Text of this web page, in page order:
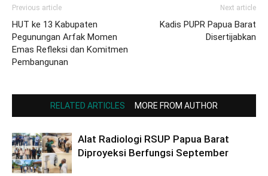
Previous article
HUT ke 13 Kabupaten
Pegunungan Arfak Momen
Emas Refleksi dan Komitmen
Pembangunan
Next article
Kadis PUPR Papua Barat
Disertijabkan
RELATED ARTICLES MORE FROM AUTHOR
Alat Radiologi RSUP Papua Barat
Diproyeksi Berfungsi September